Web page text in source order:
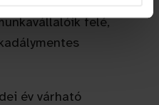
felé,
év várható